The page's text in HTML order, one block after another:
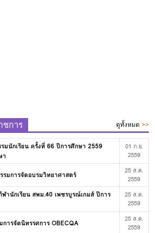
ชการ ดูทั้งหมด>>
นักเรียน ครั้งที่ 66 ปีการศึกษา 2559
า
01 ก.ย.
2559
มการจัดอบรมวิทยาศาสตร์
25 ส.ค.
2559
านักเรียน สพม.40 เพชรบูรณ์เกมส์ ปีการ
25 ส.ค.
2559
การจัดนิทรรศการ OBECQA
25 ส.ค.
2559